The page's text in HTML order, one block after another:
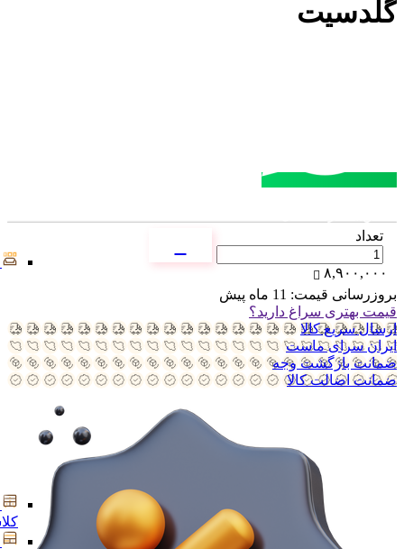
گلدسیت
تعداد
۸,۹۰۰,۰۰۰
بروزرسانی قیمت: 11 ماه پیش
قیمت بهتری سراغ دارید؟
ارسال سریع کالا
ایران سرای ماست
ضمانت بازگشت وجه
ضمانت اضالت کالا